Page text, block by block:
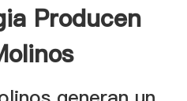
Producen